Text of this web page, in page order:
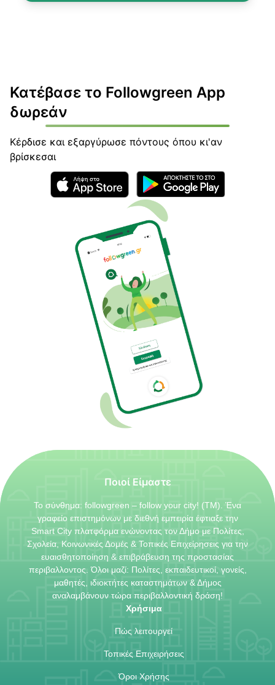
Κατέβασε το Followgreen App
δωρεάν
Κέρδισε και εξαργύρωσε πόντους όπου κι'αν
βρίσκεσαι
Ποιοί Είμαστε
Το σύνθημα: followgreen – follow your city! (TM). Ένα
γραφείο επιστημόνων με διεθνή εμπειρία έφτιαξε την
Smart City πλατφόρμα ενώνοντας τον Δήμο με Πολίτες,
Σχολεία, Κοινωνικές Δομές & Τοπικές Επιχείρησεις για την
ευαισθητοποίηση & επιβράβευση της προστασίας
περιβαλλοντος. Όλοι μαζί: Πολίτες, εκπαιδευτικοί, γονείς,
μαθητές, ιδιοκτήτες καταστημάτων & Δήμος
αναλαμβάνουν τώρα περιβαλλοντική δράση!
Χρήσιμα
Πώς λειτουργεί
Τοπικές Επιχειρήσεις
Όροι Χρήσης